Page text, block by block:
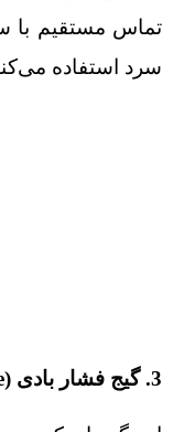
تماس مستقیم با
سرد استفاده
3. گیج فشار بادی (Aneroid Pressure Gauge):